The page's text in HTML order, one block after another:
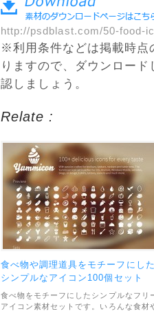
http://psdblast.com/50-food-
※利用条件などは掲載時点
りますので、ダウンロー
認しましょう。
Relate :
食べ物や調理道具をモチーフにし
シンプルなアイコン100個セット
食べ物をモチーフにしたシンプルなフリ
アイコン素材セットです。いろんな食材